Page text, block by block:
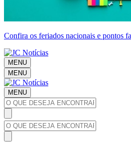
Confira os feriados nacionais e pontos
MENU
MENU
MENU